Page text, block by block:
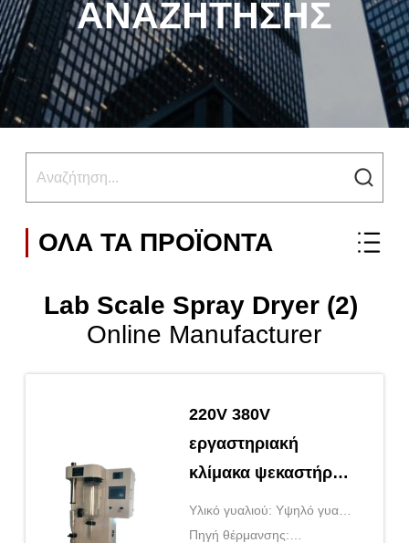
ΑΝΑΖΉΤΗΣΗΣ
ΟΛΑ ΤΑ ΠΡΟΪΌΝΤΑ
Lab Scale Spray Dryer (2)
Online Manufacturer
220V 380V
εργαστηριακή
κλίμακα ψεκαστήρας
στεγνωτήρα για το
γάλα σε σκόνη
Υλικό γυαλιού: Υψηλό γυαλί
borosilicate
Πηγή θέρμανσης: